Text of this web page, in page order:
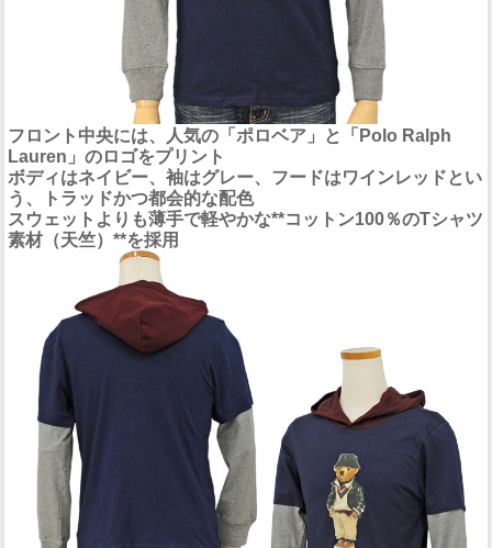
フロント中央には、人気の「ポロベア」と「Polo Ralph
Lauren」のロゴをプリント
ボディはネイビー、袖はグレー、フードはワインレッドとい
う、トラッドかつ都会的な配色
スウェットよりも薄手で軽やかな**コットン100％のTシャツ
素材（天竺）**を採用